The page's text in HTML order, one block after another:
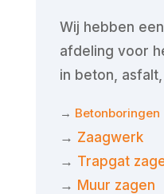
Wij hebben
afdeling voor
in beton,
→ Betonboringen
→ Zaagwerk
→ Trapgat
→ Muur zagen